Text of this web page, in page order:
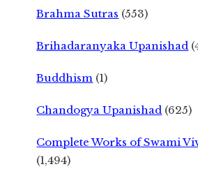
Brahma Sutras (553)
Brihadaranyaka Upanishad
Buddhism (1)
Chandogya Upanishad (625)
Complete Works of Swami
(1,494)